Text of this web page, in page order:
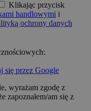
Klikając przycisk
handlowymi i
ochrony danych
się przez Google
wyrażam zgodę z
zapoznałem/am się z